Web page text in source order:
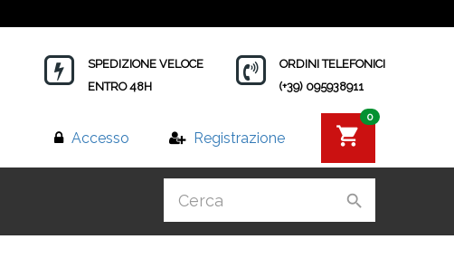
SPEDIZIONE VELOCE
ENTRO 48H
ORDINI TELEFONICI
(+39) 095938911
0
Accesso Registrazione